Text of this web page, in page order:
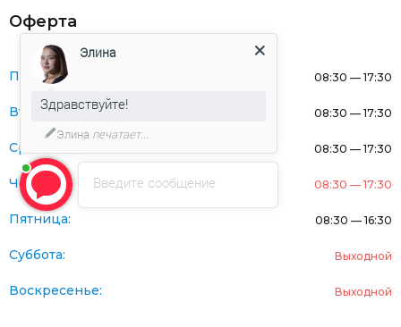
Оферта
Понедельник: 08:30 — 17:30
Вторник: 08:30 — 17:30
Среда: 08:30 — 17:30
Четверг: 08:30 — 17:30
Пятница: 08:30 — 16:30
Суббота: Выходной
Воскресенье: Выходной
Введите сообщение
Элина
Здравствуйте!
Элина печатает...